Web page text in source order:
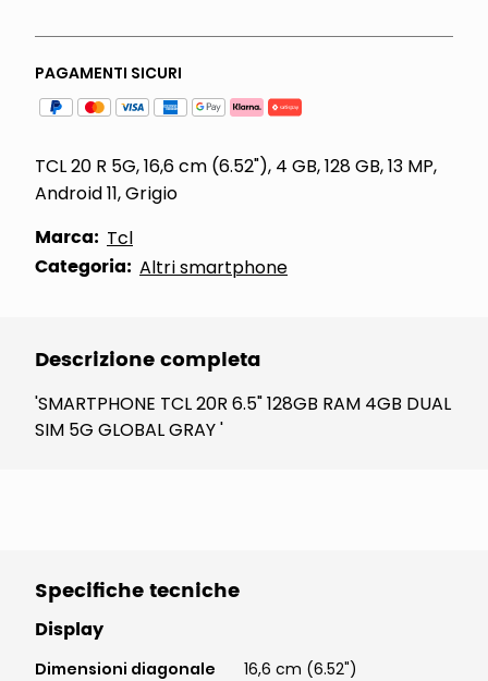
PAGAMENTI SICURI
TCL 20 R 5G, 16,6 cm (6.52"), 4 GB, 128 GB, 13 MP,
Android 11, Grigio
Marca: Tcl
Categoria: Altri smartphone
Descrizione completa
'SMARTPHONE TCL 20R 6.5" 128GB RAM 4GB DUAL
SIM 5G GLOBAL GRAY '
Specifiche tecniche
Display
Dimensioni diagonale
16,6 cm (6.52")